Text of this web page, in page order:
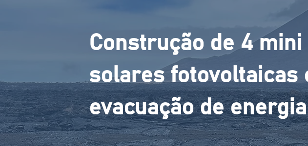
Construção de 4
solares fotovoltaicas
evacuação de